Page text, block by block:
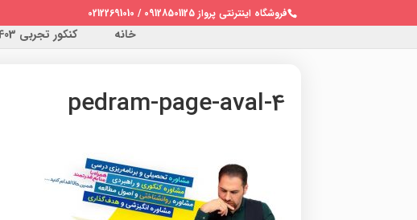
فروشگاه اینترنتی پرواز 09128501125 / 02122691010
خانه کنکور تجربی 1403
pedram-page-aval-4